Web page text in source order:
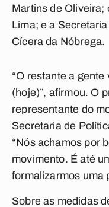
Martins de Oliveira;
Lima; e a
Cícera da Nóbrega.
“O restante a
(hoje)”, afirmou. O
representante do
Secretaria de
“Nós achamos por
movimento. É até
formalizarmos uma
Sobre as medidas